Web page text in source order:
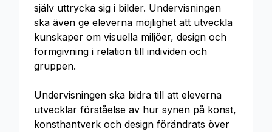
själv uttrycka sig i bilder. Undervisningen
ska även ge eleverna möjlighet att utveckla
kunskaper om visuella miljöer, design och
formgivning i relation till individen och
gruppen.
Undervisningen ska bidra till att eleverna
utvecklar förståelse av hur synen på konst,
konsthantverk och design förändrats över